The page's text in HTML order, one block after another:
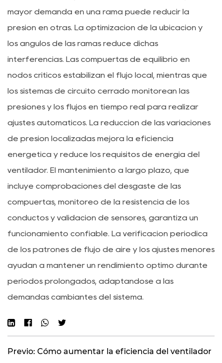
mayor demanda en una rama puede reducir la
presión en otras. La optimización de la ubicación y
los ángulos de las ramas reduce dichas
interferencias. Las compuertas de equilibrio en
nodos críticos estabilizan el flujo local, mientras que
los sistemas de circuito cerrado monitorean las
presiones y los flujos en tiempo real para realizar
ajustes automáticos. La reducción de las variaciones
de presión localizadas mejora la eficiencia
energética y reduce los requisitos de energía del
ventilador. El mantenimiento a largo plazo, que
incluye comprobaciones del desgaste de las
compuertas, monitoreo de la resistencia de los
conductos y validación de sensores, garantiza un
funcionamiento confiable. La verificación periódica
de los patrones de flujo de aire y los ajustes menores
ayudan a mantener un rendimiento óptimo durante
períodos prolongados, adaptándose a las
demandas cambiantes del sistema.
Previo: Cómo aumentar la eficiencia del ventilador